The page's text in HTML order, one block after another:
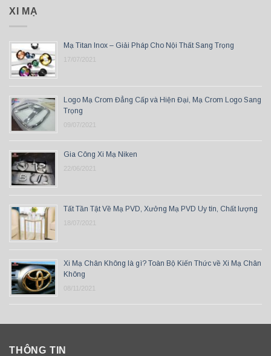
XI MẠ
Mạ Titan Inox – Giải Pháp Cho Nội Thất Sang Trọng
17/07/2021
Logo Mạ Crom Đẳng Cấp và Hiện Đại, Mạ Crom Logo Sang
Trọng
09/07/2021
Gia Công Xi Mạ Niken
22/06/2021
Tất Tần Tật Về Mạ PVD, Xưởng Mạ PVD Uy tín, Chất lượng
18/07/2021
Xi Mạ Chân Không là gì? Toàn Bộ Kiến Thức về Xi Mạ Chân
Không
08/11/2021
THÔNG TIN